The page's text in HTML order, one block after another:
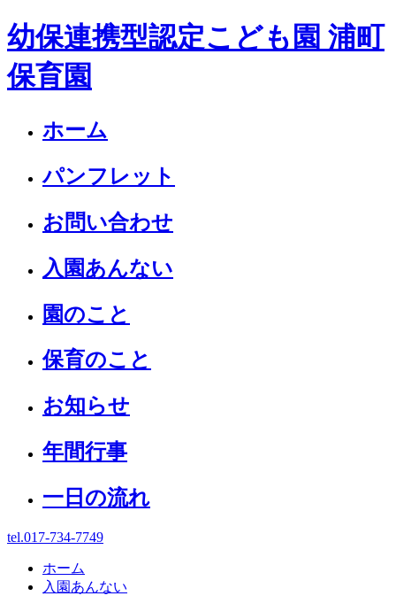
幼保連携型認定こども園 浦町
保育園
ホーム
パンフレット
お問い合わせ
入園あんない
園のこと
保育のこと
お知らせ
年間行事
一日の流れ
tel.017-734-7749
ホーム
入園あんない